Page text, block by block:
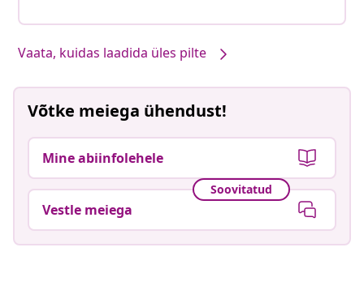
Vaata, kuidas laadida üles pilte
Võtke meiega ühendust!
Mine abiinfolehele
Soovitatud
Vestle meiega